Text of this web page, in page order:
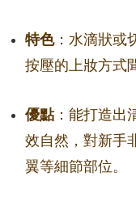
特色：水滴狀或
按壓的上妝方式
優點：能打造出
效自然，對新手
翼等細節部位。